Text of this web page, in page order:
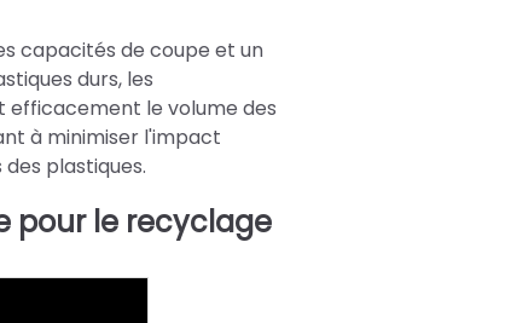
capacités de coupe et un
durs, les
efficacement le volume des
à minimiser l'impact
plastiques.
pour le recyclage